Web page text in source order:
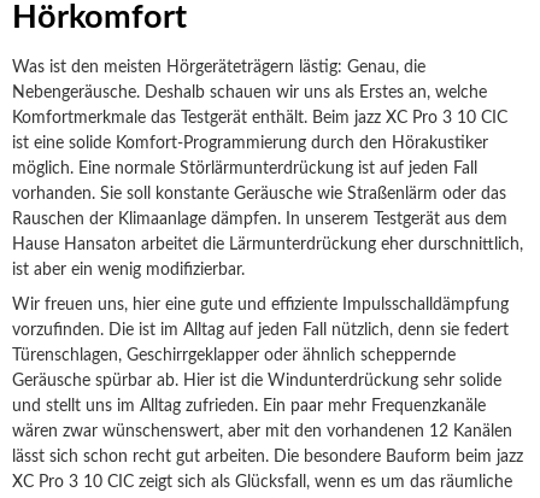
Hörkomfort
Was ist den meisten Hörgeräteträgern lästig: Genau, die
Nebengeräusche. Deshalb schauen wir uns als Erstes an, welche
Komfortmerkmale das Testgerät enthält. Beim jazz XC Pro 3 10 CIC
ist eine solide Komfort-Programmierung durch den Hörakustiker
möglich. Eine normale Störlärmunterdrückung ist auf jeden Fall
vorhanden. Sie soll konstante Geräusche wie Straßenlärm oder das
Rauschen der Klimaanlage dämpfen. In unserem Testgerät aus dem
Hause Hansaton arbeitet die Lärmunterdrückung eher durschnittlich,
ist aber ein wenig modifizierbar.
Wir freuen uns, hier eine gute und effiziente Impulsschalldämpfung
vorzufinden. Die ist im Alltag auf jeden Fall nützlich, denn sie federt
Türenschlagen, Geschirrgeklapper oder ähnlich scheppernde
Geräusche spürbar ab. Hier ist die Windunterdrückung sehr solide
und stellt uns im Alltag zufrieden. Ein paar mehr Frequenzkanäle
wären zwar wünschenswert, aber mit den vorhandenen 12 Kanälen
lässt sich schon recht gut arbeiten. Die besondere Bauform beim jazz
XC Pro 3 10 CIC zeigt sich als Glücksfall, wenn es um das räumliche